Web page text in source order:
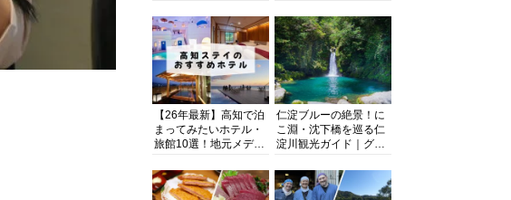
浴にキャンプまで透明
度抜群の海の楽園を徹
底紹介
【26年最新】高知で泊
まってみたいホテル・
旅館10選！地元メディ
厳選
仁淀ブルーの絶景！に
こ淵・沈下橋を巡る仁
淀川観光ガイド｜グル
まで完全網羅！